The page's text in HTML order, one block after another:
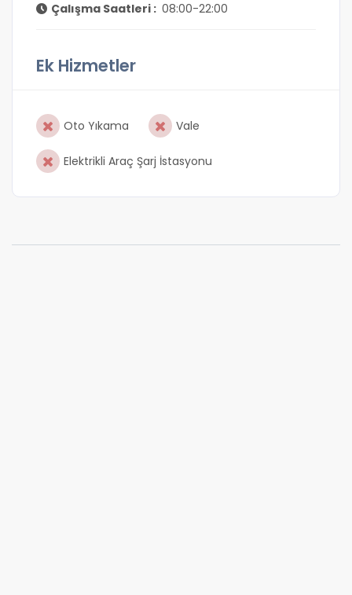
Çalışma Saatleri : 08:00-22:00
Ek Hizmetler
Oto Yıkama Vale
Elektrikli Araç Şarj İstasyonu